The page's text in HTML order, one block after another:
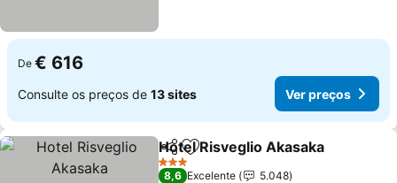
De € 616
Consulte os preços de 13 sites Ver preços
PartilharAdicionar aos favoritos
Hotel Risveglio Akasaka
3 Estrelas
8,6 Excelente
5.048